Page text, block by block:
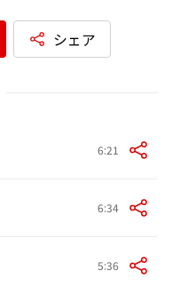
シェア
6:21
6:34
5:36